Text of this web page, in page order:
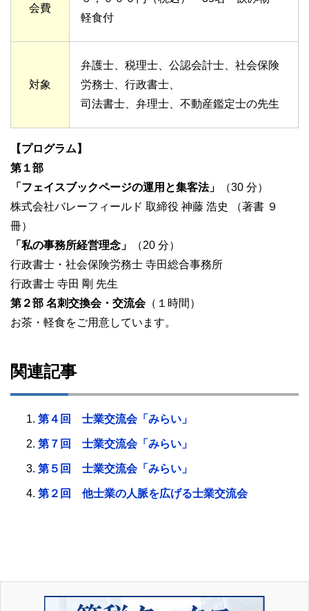
会費
軽食付
対象
弁護士、税理士、公認会計士、社会保険
労務士、行政書士、
司法書士、弁理士、不動産鑑定士の先生
【プログラム】
第１部
「フェイスブックページの運用と集客法」
（30 分）
株式会社バレーフィールド 取締役 神藤 浩史 （著書 ９
冊）
「私の事務所経営理念」
（20 分）
行政書士・社会保険労務士 寺田総合事務所
行政書士 寺田 剛 先生
第２部 名刺交換会・交流会（１時間）
お茶・軽食をご用意しています。
関連記事
第４回 士業交流会「みらい」
第７回 士業交流会「みらい」
第５回 士業交流会「みらい」
第２回 他士業の人脈を広げる士業交流会